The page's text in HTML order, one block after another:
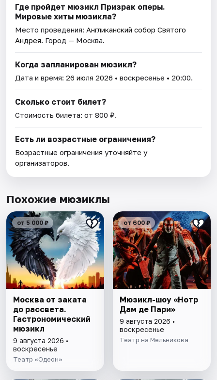
Где пройдет мюзикл Призрак оперы.
Мировые хиты мюзикла?
Место проведения:Англиканский собор Святого
Андрея. Город — Москва.
Когда запланирован мюзикл?
Дата и время:26 июля 2026 • воскресенье • 20:00.
Сколько стоит билет?
Стоимость билета: от 800 ₽.
Есть ли возрастные ограничения?
Возрастные ограничения уточняйте у
организаторов.
Похожие мюзиклы
от 5 000 ₽
Москва от заката
до рассвета.
Гастрономический
мюзикл
9 августа 2026 •
воскресенье
Театр «Одеон»
от 600 ₽
Мюзикл-шоу «Нотр
Дам де Пари»
9 августа 2026 •
воскресенье
Театр на Мельникова